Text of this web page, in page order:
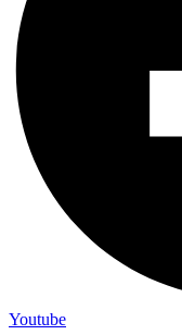
Youtube